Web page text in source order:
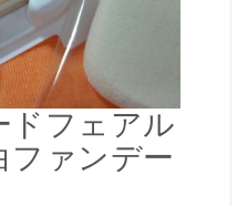
ドフェアル
ファンデー